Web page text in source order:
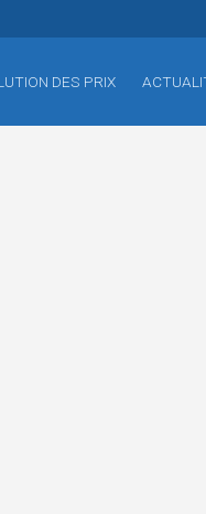
DES PRIX